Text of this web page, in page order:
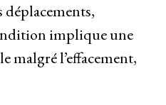
implique une
malgré l’effacement,